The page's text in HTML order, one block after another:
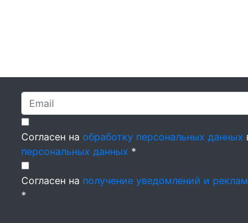
Согласен на обработку персональных данных
персональных данных *
Согласен на получение уведомлений и
*